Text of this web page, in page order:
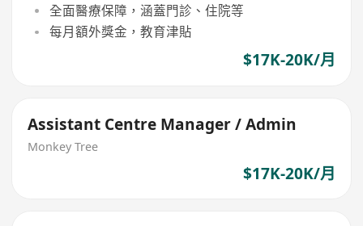
全面醫療保障，涵蓋門診、住院等
每月額外獎金，教育津貼
$17K-20K/月
Assistant Centre Manager / Admin
Monkey Tree
$17K-20K/月